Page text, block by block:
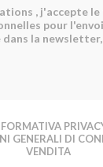
, j'accepte
pour
dans la
GENERALI DI
VENDITA